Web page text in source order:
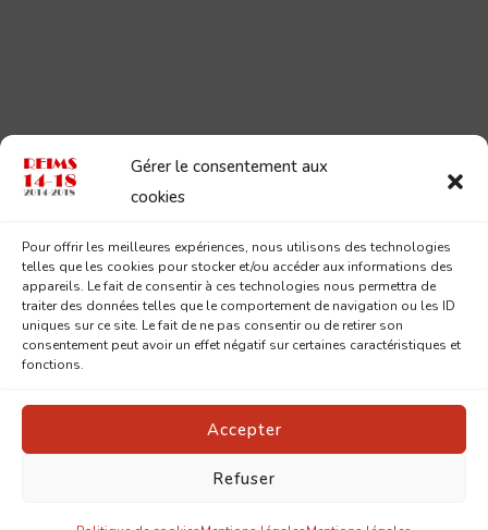
Gérer le consentement aux
cookies
Pour offrir les meilleures expériences, nous utilisons des technologies
telles que les cookies pour stocker et/ou accéder aux informations des
appareils. Le fait de consentir à ces technologies nous permettra de
traiter des données telles que le comportement de navigation ou les ID
uniques sur ce site. Le fait de ne pas consentir ou de retirer son
consentement peut avoir un effet négatif sur certaines caractéristiques et
fonctions.
Accepter
Refuser
Reims 14-18. Tous droits réservés.